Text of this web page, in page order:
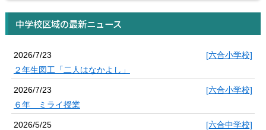
中学校区域の最新ニュース
2026/7/23
[六合小学校]
２年生図工「二人はなかよし」
2026/7/23
[六合小学校]
６年 ミライ授業
2026/5/25
[六合中学校]